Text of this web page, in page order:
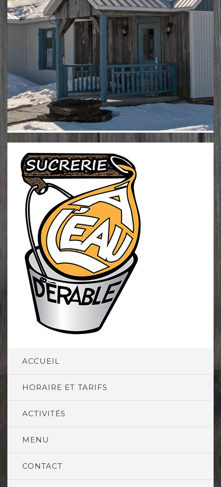
ACCUEIL
HORAIRE ET TARIFS
ACTIVITÉS
MENU
CONTACT